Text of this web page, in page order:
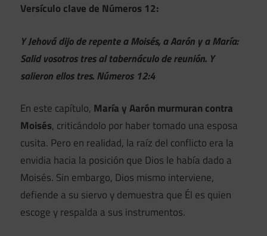
Versículo clave de Números 12:
Y Jehová dijo de repente a Moisés, a Aarón y a María:
Salid vosotros tres al tabernáculo de reunión. Y
salieron ellos tres. Números 12:4
En este capítulo, María y Aarón murmuran contra
Moisés, criticándolo por haber tomado una esposa
cusita. Pero en realidad, la raíz del conflicto era la
envidia hacia la posición que Dios le había dado a
Moisés. Sin embargo, Dios mismo interviene,
defiende a su siervo y demuestra que Él es quien
escoge y respalda a sus instrumentos.